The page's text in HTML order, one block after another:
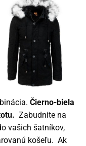
Čierno-biela
Zabudnite na
vašich šatníkov,
košeľu. Ak